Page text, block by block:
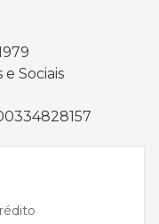
Sociais